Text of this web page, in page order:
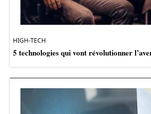
HIGH-TECH
5 technologies qui vont révolutionner